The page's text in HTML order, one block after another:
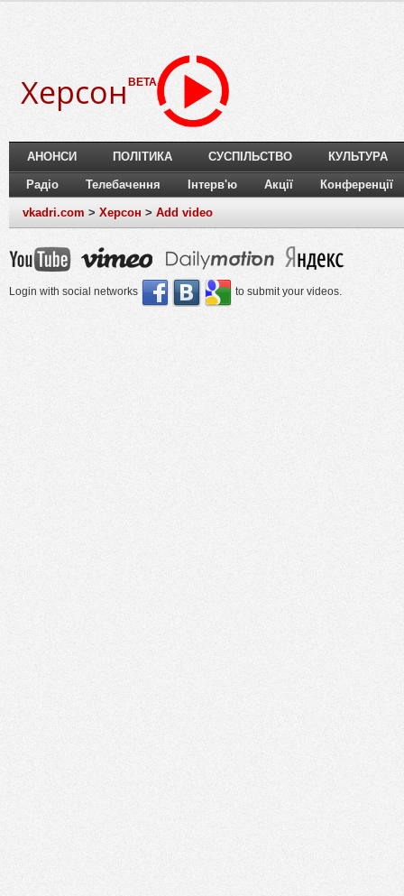
Херсон BETA
АНОНСИ ПОЛІТИКА СУСПІЛЬСТВО КУЛЬТУРА
Радіо Телебачення Інтерв'ю Акції Конференції
vkadri.com > Херсон > Add video
Login with social networks to submit your videos.